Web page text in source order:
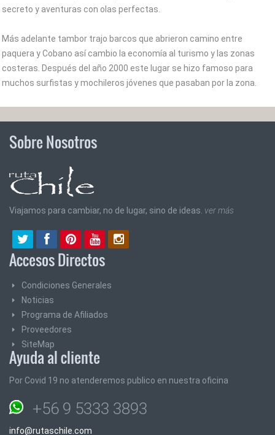
secreto y aventuras con olas perfectas.
Más adelante tambor trajo barcos que abrieron camino entre
paquera y Cobano así cambio la economía al turismo y las zonas
costeras. Después del año 2000 este lugar se hizo famoso para
muchos surfistas y mochileros jóvenes que pasaban por la zona.
Sobre Nosotros
Viajamos para cambiar, no de lugar, sino de ideas. ver más
Accesos Directos
Condiciones Generales
Noticias
Programa de Afiliados
Proveedores
SiteMap
Ayuda al cliente
Por Covid 19 no atenderemos publico en nuestra oficina
+56 9 5333 3893
info@rutaschile.com